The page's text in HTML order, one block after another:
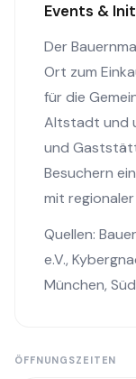
Events &
Der
Ort zum
für die
Altstadt und
und
Besuchern
mit
Quellen:
e.V.,
München,
ÖFFNUNGSZEITEN